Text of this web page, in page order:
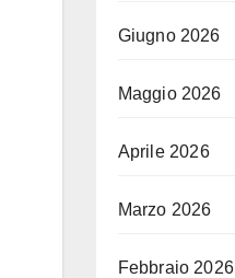
Giugno 2026
Maggio 2026
Aprile 2026
Marzo 2026
Febbraio 2026